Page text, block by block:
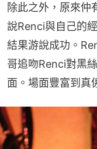
除此之外，原來仲
說Renci與自己的
結果游說成功。
哥追吻Renci對黑
面。場面豐富到真